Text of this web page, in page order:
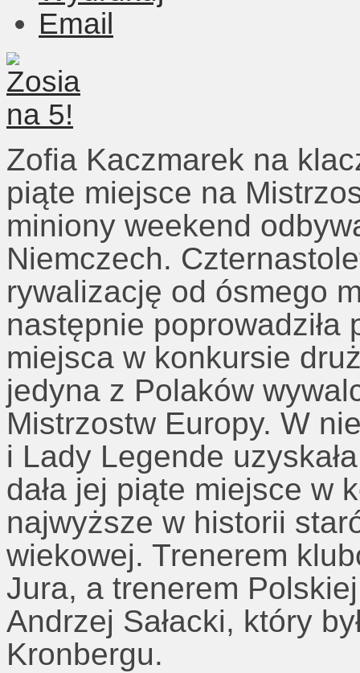
Email
Zofia Kaczmarek na
piąte miejsce na
miniony weekend
Niemczech.
rywalizację od ósmego
następnie
miejsca w konkursie
jedyna z Polaków
Mistrzostw Europy. W
i Lady Legende
dała jej piąte miejsce w
najwyższe w historii
wiekowej. Trenerem
Jura, a trenerem
Andrzej Sałacki, który
Kronbergu.